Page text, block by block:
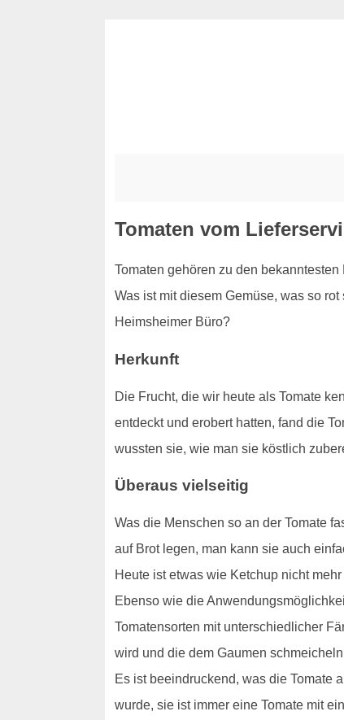
Tomaten vom
Tomaten gehören zu den
Was ist mit diesem Gemüse, was so
Heimsheimer Büro?
Herkunft
Die Frucht, die wir heute als Tomate
entdeckt und erobert hatten, fand die
wussten sie, wie man sie köstlich
Überaus vielseitig
Was die Menschen so an der Tomate
auf Brot legen, man kann sie auch
Heute ist etwas wie Ketchup nicht
Ebenso wie die
Tomatensorten mit unterschiedlicher
wird und die dem Gaumen
Es ist beeindruckend, was die Tomate
wurde, sie ist immer eine Tomate mit